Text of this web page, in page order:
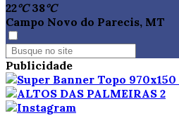
22°C 38°C
Campo Novo do Parecis, MT
Publicidade